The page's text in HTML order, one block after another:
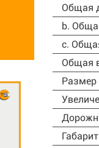
Общая
b.
c.
Общая